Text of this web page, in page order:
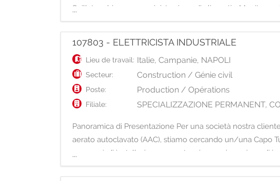
Spillatura birra e somministrazione di alimenti -
...
107803 - ELETTRICISTA INDUSTRIALE
Lieu de travail: Italie,Campanie, NAPOLI
Secteur: Construction / Génie civil
Poste: Production / Opérations
Filiale: SPECIALIZZAZIONE PERMANENT,
Panoramica di Presentazione Per una società nostra
aerato autoclavato (AAC), stiamo cercando un/una Capo
occuperà di installazione, manutenzione e riparazione di
...